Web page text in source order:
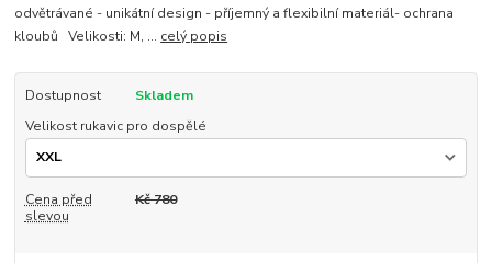
odvětrávané - unikátní design - příjemný a flexibilní materiál- ochrana
kloubů Velikosti: M, ... celý popis
Dostupnost
Skladem
Velikost rukavic pro dospělé
Cena před
slevou
Kč 780